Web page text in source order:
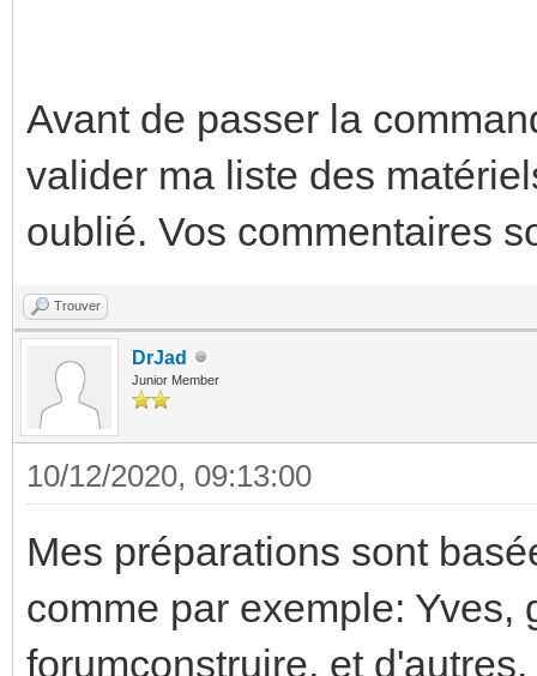
Avant de passer la
valider ma liste des
oublié. Vos commentaires
Trouver
DrJad
Junior Member
10/12/2020, 09:13:00
Mes préparations sont
comme par exemple: Yves,
forumconstruire, et